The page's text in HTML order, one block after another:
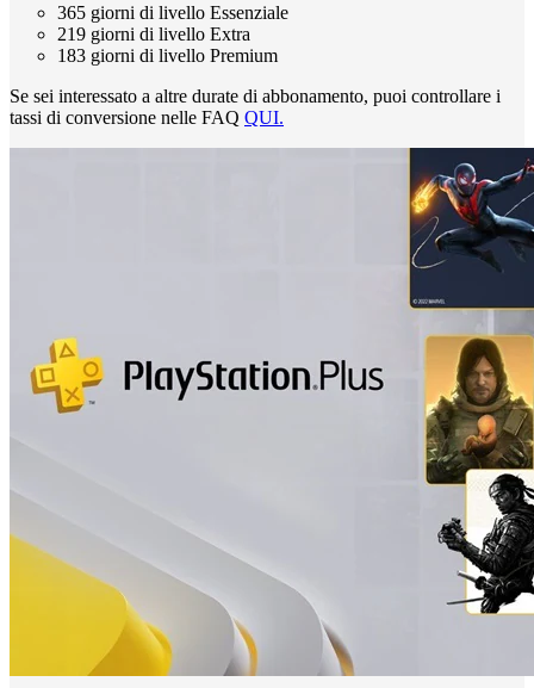
365 giorni di livello Essenziale
219 giorni di livello Extra
183 giorni di livello Premium
Se sei interessato a altre durate di abbonamento, puoi controllare i
tassi di conversione nelle FAQ QUI.